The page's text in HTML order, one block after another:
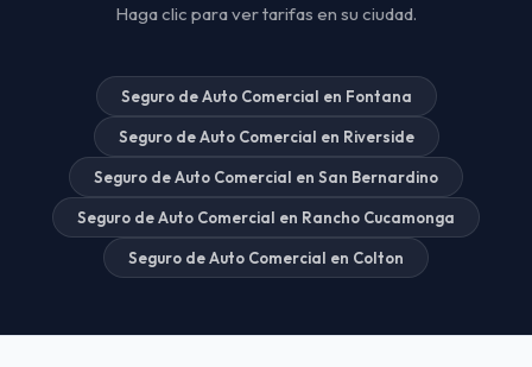
Haga clic para ver tarifas en su ciudad.
Seguro de Auto Comercial en Fontana
Seguro de Auto Comercial en Riverside
Seguro de Auto Comercial en San Bernardino
Seguro de Auto Comercial en Rancho Cucamonga
Seguro de Auto Comercial en Colton